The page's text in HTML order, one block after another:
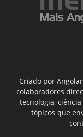
Criado por
colaboradores
tecnologia,
tópicos que